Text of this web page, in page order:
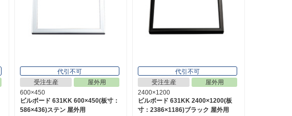
代引不可
受注生産
屋外用
600×450
ビルボード 631KK 600×450(板寸：
586×436)ステン 屋外用
代引不可
受注生産
屋外用
2400×1200
ビルボード 631KK 2400×1200(板
寸：2386×1186)ブラック 屋外用